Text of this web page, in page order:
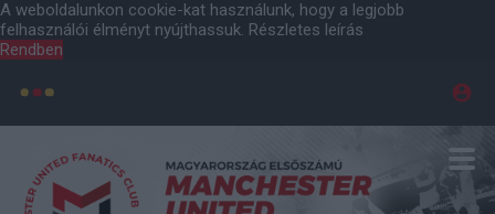
A weboldalunkon cookie-kat használunk, hogy a legjobb
felhasználói élményt nyújthassuk. Részletes leírás
Rendben